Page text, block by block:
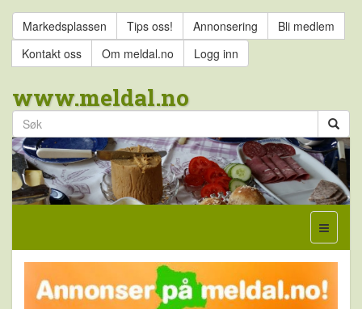
Markedsplassen Tips oss! Annonsering
Bli medlem
Kontakt oss
Om meldal.no Logg inn
www.meldal.no